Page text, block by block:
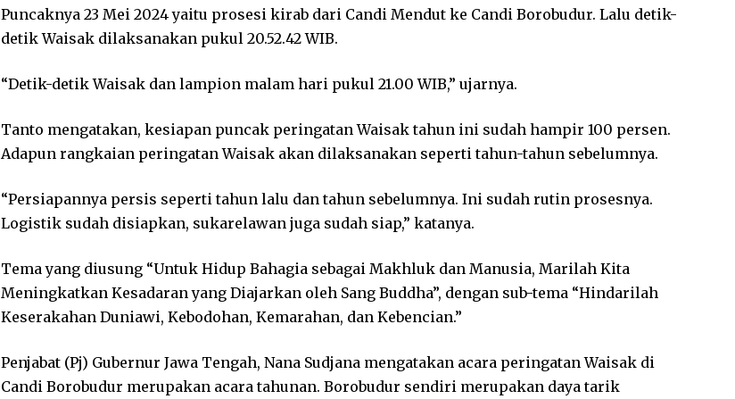
Puncaknya 23 Mei 2024 yaitu prosesi kirab dari Candi Mendut ke Candi Borobudur. Lalu detik-
detik Waisak dilaksanakan pukul 20.52.42 WIB.
“Detik-detik Waisak dan lampion malam hari pukul 21.00 WIB,” ujarnya.
Tanto mengatakan, kesiapan puncak peringatan Waisak tahun ini sudah hampir 100 persen.
Adapun rangkaian peringatan Waisak akan dilaksanakan seperti tahun-tahun sebelumnya.
“Persiapannya persis seperti tahun lalu dan tahun sebelumnya. Ini sudah rutin prosesnya.
Logistik sudah disiapkan, sukarelawan juga sudah siap,” katanya.
Tema yang diusung “Untuk Hidup Bahagia sebagai Makhluk dan Manusia, Marilah Kita
Meningkatkan Kesadaran yang Diajarkan oleh Sang Buddha”, dengan sub-tema “Hindarilah
Keserakahan Duniawi, Kebodohan, Kemarahan, dan Kebencian.”
Penjabat (Pj) Gubernur Jawa Tengah, Nana Sudjana mengatakan acara peringatan Waisak di
Candi Borobudur merupakan acara tahunan. Borobudur sendiri merupakan daya tarik